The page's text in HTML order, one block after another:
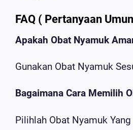
FAQ ( Pertanyaan
Apakah Obat Nyamuk
Gunakan Obat Nyamuk
Bagaimana Cara Memilih
Pilihlah Obat Nyamuk